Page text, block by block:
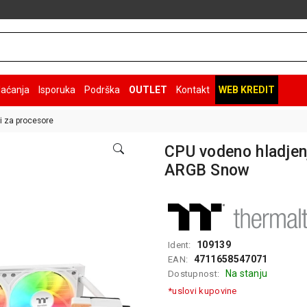
Isporuka Podrška OUTLET Kontakt WEB KREDIT
za procesore
CPU vodeno
ARGB Snow
Ident: 109139
EAN: 4711658547071
Dostupnost: Na stanju
*uslovi kupovine